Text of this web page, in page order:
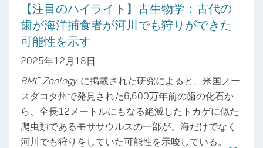
【注目のハイライト】古生物学：古代の
歯が海洋捕食者が河川でも狩りができた
可能性を示す
2025年12月18日
BMC Zoology に掲載された研究によると、米国ノー
スダコタ州で発見された6,600万年前の歯の化石か
ら、全長12メートルにもなる絶滅したトカゲに似た
爬虫類であるモササウルスの一部が、海だけでなく
河川でも狩りをしていた可能性を示唆している。